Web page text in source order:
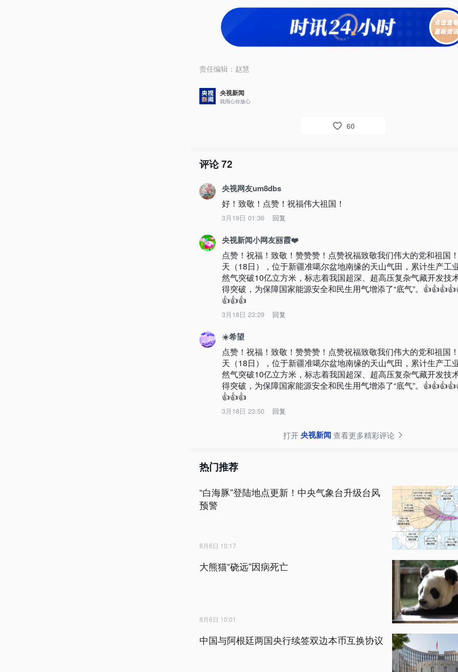
责任编辑： 赵慧
央视新闻
我用心你放心
60
评论72
央视网友um8dbs
好！致敬！点赞！祝福伟大祖国！
3月19日 01:36 回复
央视新闻小网友丽霞❤️
点赞！祝福！致敬！赞赞赞！点赞祝福致敬我们伟大的党和祖国
天（18日），位于新疆准噶尔盆地南缘的天山气田，累计生产工
然气突破10亿立方米，标志着我国超深、超高压复杂气藏开发技
得突破，为保障国家能源安全和民生用气增添了“底气”。
👍👍👍
3月18日 23:29 回复
☀️希望
点赞！祝福！致敬！赞赞赞！点赞祝福致敬我们伟大的党和祖国
天（18日），位于新疆准噶尔盆地南缘的天山气田，累计生产工
然气突破10亿立方米，标志着我国超深、超高压复杂气藏开发技
得突破，为保障国家能源安全和民生用气增添了“底气”。
👍👍👍
3月18日 23:50 回复
打开央视新闻查看更多精彩评论
热门推荐
“白海豚”登陆地点更新！中央气象台升级台风
预警
8月6日 10:17
大熊猫“硗远”因病死亡
8月6日 10:01
中国与阿根廷两国央行续签双边本币互换协议